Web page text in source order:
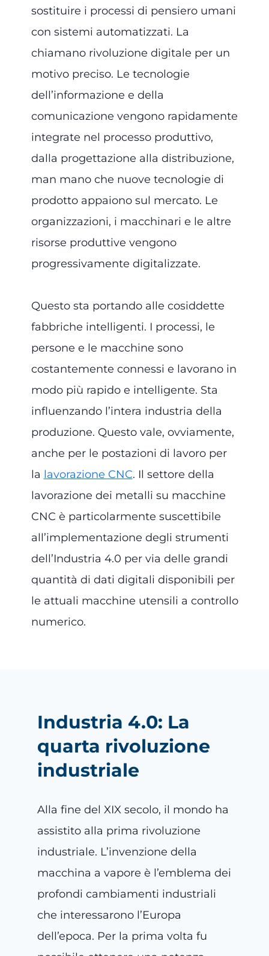
sostituire i processi di pensiero umani
con sistemi automatizzati. La
chiamano rivoluzione digitale per un
motivo preciso. Le tecnologie
dell’informazione e della
comunicazione vengono rapidamente
integrate nel processo produttivo,
dalla progettazione alla distribuzione,
man mano che nuove tecnologie di
prodotto appaiono sul mercato. Le
organizzazioni, i macchinari e le altre
risorse produttive vengono
progressivamente digitalizzate.
Questo sta portando alle cosiddette
fabbriche intelligenti. I processi, le
persone e le macchine sono
costantemente connessi e lavorano in
modo più rapido e intelligente. Sta
influenzando l’intera industria della
produzione. Questo vale, ovviamente,
anche per le postazioni di lavoro per
la lavorazione CNC. Il settore della
lavorazione dei metalli su macchine
CNC è particolarmente suscettibile
all’implementazione degli strumenti
dell’Industria 4.0 per via delle grandi
quantità di dati digitali disponibili per
le attuali macchine utensili a controllo
numerico.
Industria 4.0: La
quarta rivoluzione
industriale
Alla fine del XIX secolo, il mondo ha
assistito alla prima rivoluzione
industriale. L’invenzione della
macchina a vapore è l’emblema dei
profondi cambiamenti industriali
che interessarono l’Europa
dell’epoca. Per la prima volta fu